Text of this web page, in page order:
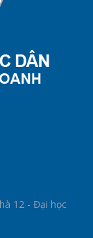
12 - Đại học